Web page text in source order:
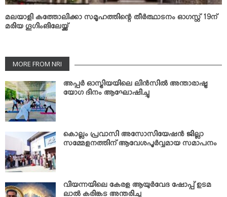
മലയാളി കത്തോലിക്കാ സമൂഹത്തിന്റെ തീര്‍ത്ഥാടനം ഓഗസ്റ്റ് 19ന്
മരിയ ഗൂഗിംങിലേയ്ക്ക്
MORE FROM NRI
അപ്പര്‍ ഓസ്ട്രിയയിലെ ലിന്‍സില്‍ അന്താരാഷ്ട്ര
യോഗ ദിനം ആഘോഷിച്ചു
കൊല്ലം പ്രവാസി അസോസിയേഷന്‍ ജില്ലാ
സമ്മേളനത്തിന് ആവേശപൂര്‍വ്വമായ സമാപനം
വിയന്നയിലെ കേരള ആയുര്‍വേദ ഷോപ്പ് ഉടമ